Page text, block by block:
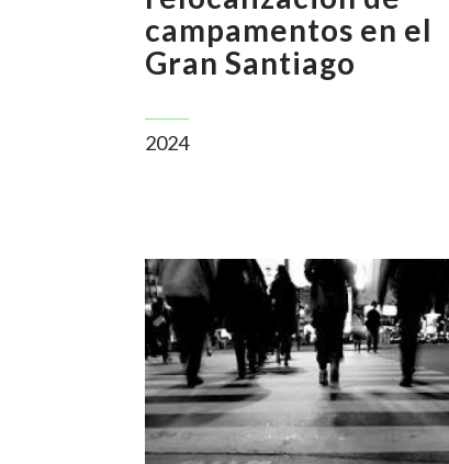
campamentos en el
Gran Santiago
2024